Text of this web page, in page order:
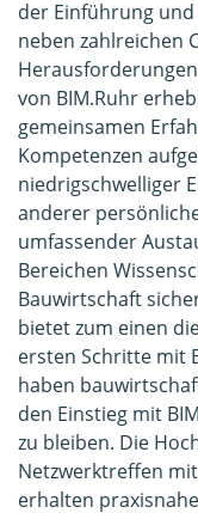
der Einführung
neben zahlreichen
von BIM.Ruhr
gemeinsamen
Kompetenzen
niedrigschwelliger
anderer
umfassender
Bereichen
Bauwirtschaft
bietet zum einen
ersten Schritte mit
haben
den Einstieg mit
zu bleiben. Die
Netzwerktreffen
erhalten